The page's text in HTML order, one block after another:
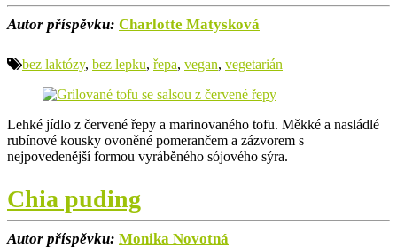
Autor příspěvku: Charlotte Matysková
bez laktózy, bez lepku, řepa, vegan, vegetarián
Lehké jídlo z červené řepy a marinovaného tofu. Měkké a nasládlé
rubínové kousky ovoněné pomerančem a zázvorem s
nejpovedenější formou vyráběného sójového sýra.
Chia puding
Autor příspěvku: Monika Novotná